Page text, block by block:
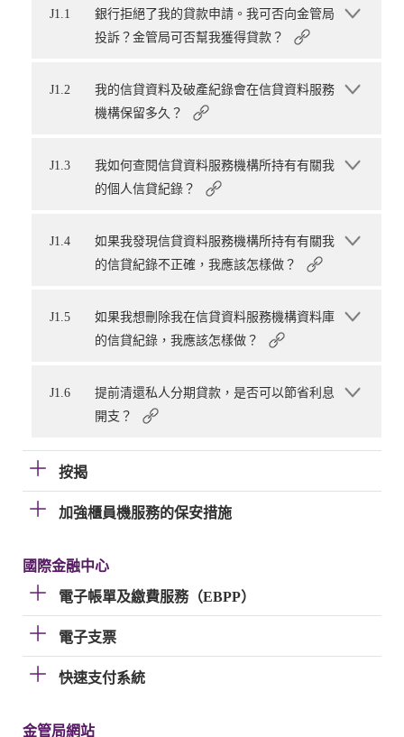
J1.1
銀行拒絕了我的貸款申請。我可否向金管局
投訴？金管局可否幫我獲得貸款？
J1.2
我的信貸資料及破產紀錄會在信貸資料服務
機構保留多久？
J1.3
我如何查閱信貸資料服務機構所持有有關我
的個人信貸紀錄？
J1.4
如果我發現信貸資料服務機構所持有有關我
的信貸紀錄不正確，我應該怎樣做？
J1.5
如果我想刪除我在信貸資料服務機構資料庫
的信貸紀錄，我應該怎樣做？
J1.6
提前清還私人分期貸款，是否可以節省利息
開支？
按揭
加強櫃員機服務的保安措施
國際金融中心
電子帳單及繳費服務（EBPP）
電子支票
快速支付系統
金管局網站